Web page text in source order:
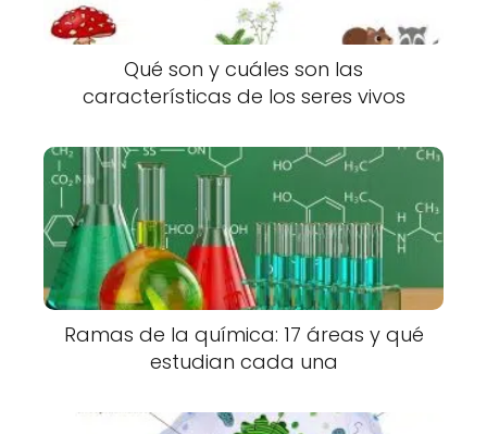
Qué son y cuáles son las
características de los seres vivos
Ramas de la química: 17 áreas y qué
estudian cada una